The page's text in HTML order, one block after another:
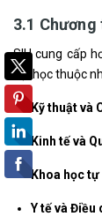
3.1
SIU cung cấp
đại học thuộc
Kỹ thuật và
Kinh tế và
Khoa học tự
Y tế và Điều